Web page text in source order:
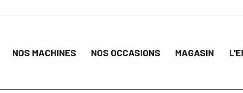
NOS MACHINES NOS OCCASIONS MAGASIN